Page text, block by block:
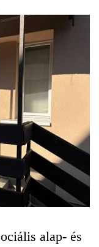
alap- és